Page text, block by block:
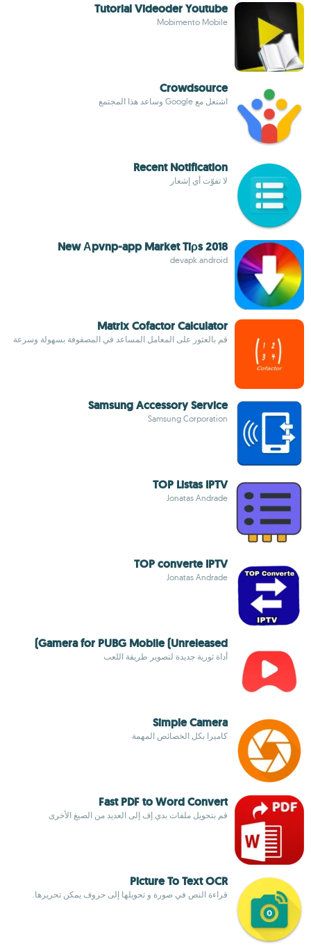
Tutorial Videoder Youtube
Mobimento Mobile
Crowdsource
اشتغل مع Google وساعد هذا المجتمع
Recent Notification
لا تفوّت أي إشعار
New А⁣⁣p⁣⁣v⁣⁣n⁣⁣p-app Market Tiρs 2018
devapk.android
Matrix Cofactor Calculator
قم بالعثور على المعامل المساعد في المصفوفة بسهولة وسرعة
Samsung Accessory Service
Samsung Corporation
TOP Listas IPTV
Jonatas Andrade
TOP converte IPTV
Jonatas Andrade
Gamera for PUBG Mobile (Unreleased)
أداة ثورية جديدة لتصوير طريقة اللعب
Simple Camera
كاميرا بكل الخصائص المهمة
Fast PDF to Word Convert
قم بتحويل ملفات بدي إف إلى العديد من الصيغ الأخرى
Picture To Text OCR
قراءة النص في صورة و تحويلها إلى حروف يمكن تحريرها.